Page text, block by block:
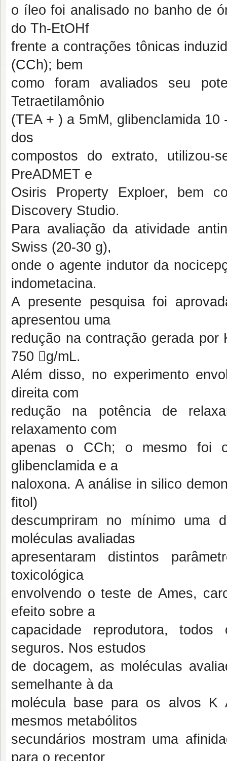
o íleo foi analisado no banho de
do Th-EtOHf
frente a contrações tônicas
(CCh); bem
como foram avaliados seu
Tetraetilamônio
(TEA + ) a 5mM, glibenclamida
dos
compostos do extrato, utilizou-
PreADMET e
Osiris Property Exploer, bem
Discovery Studio.
Para avaliação da atividade
Swiss (20-30 g),
onde o agente indutor da
indometacina.
A presente pesquisa foi
apresentou uma
redução na contração gerada
750 g/mL.
Além disso, no experimento
direita com
redução na potência de
relaxamento com
apenas o CCh; o mesmo foi
glibenclamida e a
naloxona. A análise in silico
fitol)
descumpriram no mínimo
moléculas avaliadas
apresentaram distintos
toxicológica
envolvendo o teste de Ames,
efeito sobre a
capacidade reprodutora, todos
seguros. Nos estudos
de docagem, as moléculas
semelhante à da
molécula base para os alvos
mesmos metabólitos
secundários mostram uma
para o receptor